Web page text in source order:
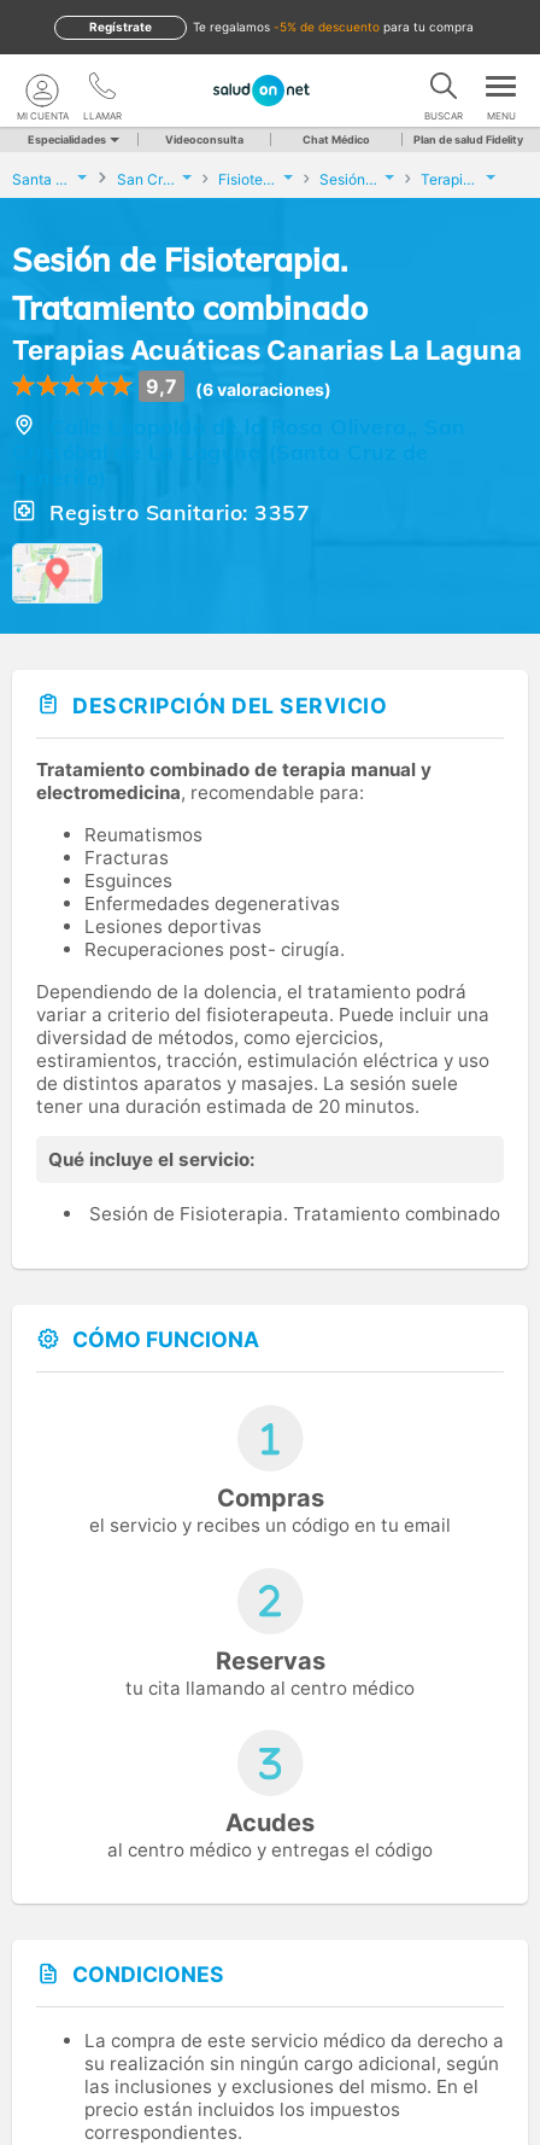
te regalamos -5% de descuento para tu compra
Regístrate
LLAMAR
MI CUENTA BUSCAR MENU
Especialidades Videoconsulta Chat Médico Plan de salud Fidelity
Santa Cruz de Tenerife San Cristóbal de La Laguna Fisioterapia Sesión de Fisioterapia. Tratamiento combinado Terapias Acuáticas Canarias La Laguna
Sesión de Fisioterapia.
Tratamiento combinado
Terapias Acuáticas Canarias La Laguna
9,7 (6 valoraciones)
Registro Sanitario: 3357
DESCRIPCIÓN DEL SERVICIO
Tratamiento combinado de terapia manual y
electromedicina, recomendable para:
Reumatismos
Fracturas
Esguinces
Enfermedades degenerativas
Lesiones deportivas
Recuperaciones post- cirugía.
Dependiendo de la dolencia, el tratamiento podrá
variar a criterio del fisioterapeuta. Puede incluir una
diversidad de métodos, como ejercicios,
estiramientos, tracción, estimulación eléctrica y uso
de distintos aparatos y masajes. La sesión suele
tener una duración estimada de 20 minutos.
Qué incluye el servicio:
Sesión de Fisioterapia. Tratamiento combinado
CÓMO FUNCIONA
Compras
el servicio y recibes un código en tu email
Reservas
tu cita llamando al centro médico
Acudes
al centro médico y entregas el código
CONDICIONES
La compra de este servicio médico da derecho a
su realización sin ningún cargo adicional, según
las inclusiones y exclusiones del mismo. En el
precio están incluidos los impuestos
correspondientes.